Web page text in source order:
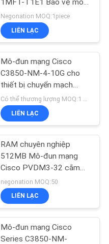
1MFT-T1E1 Bảo vệ môi
trường 1
Negonation MOQ:1piece
LIÊN LẠC
Mô-đun mạng Cisco
C3850-NM-4-10G cho
thiết bị chuyển mạch
Cisco 3850 Series
LIÊN LẠC
RAM chuyên nghiệp
512MB Mô-đun mạng
Cisco PVDM3-32 cắm
vào hệ số dạng
negonation MOQ:50
LIÊN LẠC
Mô-đun mạng Cisco
Series C3850-NM-